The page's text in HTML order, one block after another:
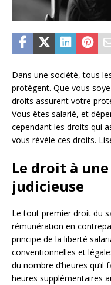
Dans une société, tous
protègent. Que vous
droits assurent votre
Vous êtes salarié, et
cependant les droits qui
vous révèle ces droits.
Le droit à
judicieuse
Le tout premier droit du
rémunération en
principe de la liberté
conventionnelles et
du nombre d’heures
heures supplémentaires